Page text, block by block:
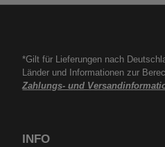
*Gilt für Lieferungen nach
Länder und Informationen zur
Zahlungs- und
INFO